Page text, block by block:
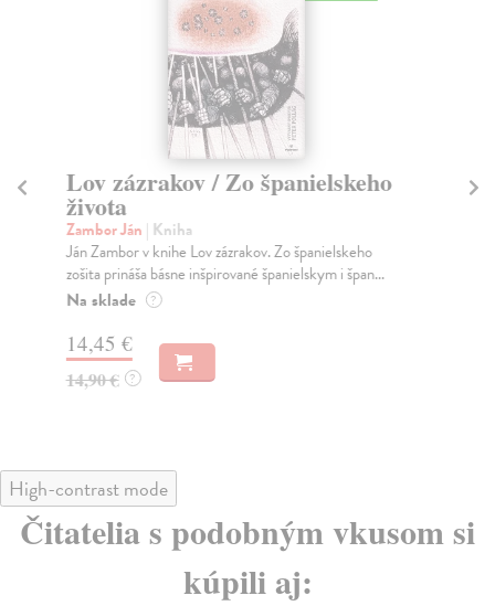
Lov zázrakov / Zo španielskeho
života
Zambor Ján | Kniha
Ján Zambor v knihe Lov zázrakov. Zo španielskeho
zošita prináša básne inšpirované španielskym i špan...
Na sklade ?
14,45 €
14,90 € ?
High-contrast mode
Čitatelia s podobným vkusom si
kúpili aj: